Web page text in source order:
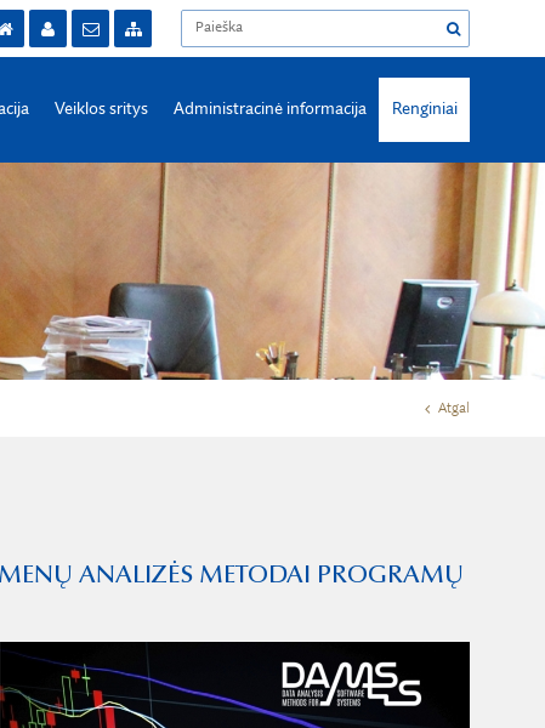
Veiklos sritys Administracinė informacija Renginiai
Atgal
ANALIZĖS METODAI PROGRAMŲ